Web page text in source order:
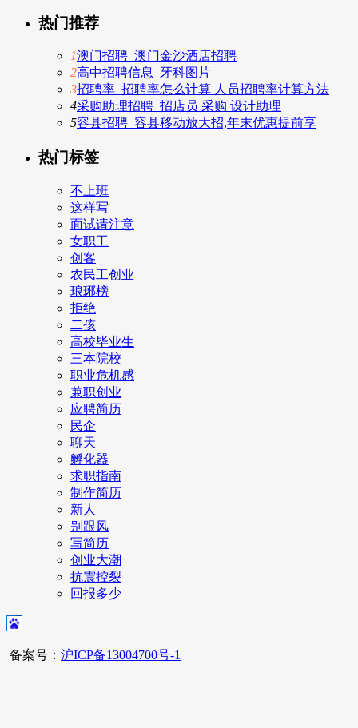
热门推荐
1澳门招聘_澳门金沙酒店招聘
2高中招聘信息_牙科图片
3招聘率_招聘率怎么计算 人员招聘率计算方法
4采购助理招聘_招店员 采购 设计助理
5容县招聘_容县移动放大招,年末优惠提前享
热门标签
不上班
这样写
面试请注意
女职工
创客
农民工创业
琅琊榜
拒绝
二孩
高校毕业生
三本院校
职业危机感
兼职创业
应聘简历
民企
聊天
孵化器
求职指南
制作简历
新人
别跟风
写简历
创业大潮
抗震控裂
回报多少
备案号： 沪ICP备13004700号-1